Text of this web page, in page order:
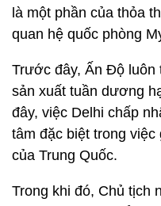
là một phần của thỏa
quan hệ quốc phòng
Trước đây, Ấn Độ luôn
sản xuất tuần dương
đây, việc Delhi chấp
tâm đặc biệt trong
của Trung Quốc.
Trong khi đó, Chủ tịch